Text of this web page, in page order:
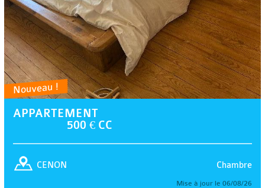
Nouveau !
APPARTEMENT
500 € CC
Chambre
CENON
Mise à jour le 06/08/26